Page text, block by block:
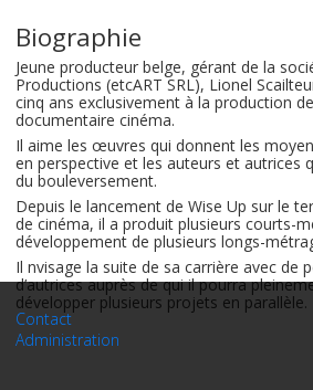
Biographie
Jeune producteur belge, gérant de la
Productions (etcART SRL), Lionel
cinq ans exclusivement à la production
documentaire cinéma.
Il aime les œuvres qui donnent les
en perspective et les auteurs et autrices
du bouleversement.
Depuis le lancement de Wise Up sur le
de cinéma, il a produit plusieurs courts-
développement de plusieurs longs-
Il nvisage la suite de sa carrière avec de
d’autrices auprès de qui il pourra
développer plusieurs projets en parallèle.
Contact
Administration